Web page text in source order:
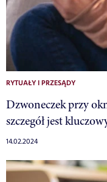
RYTUAŁY I PRZESĄDY
Dzwoneczek przy
szczegół jest
14.02.2024